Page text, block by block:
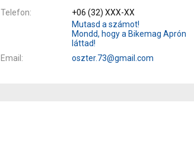
Telefon
+06 (32) XXX-XX
Mutasd a számot!
Mondd, hogy a Bikemag Aprón
láttad!
Email
oszter.73@gmail.com